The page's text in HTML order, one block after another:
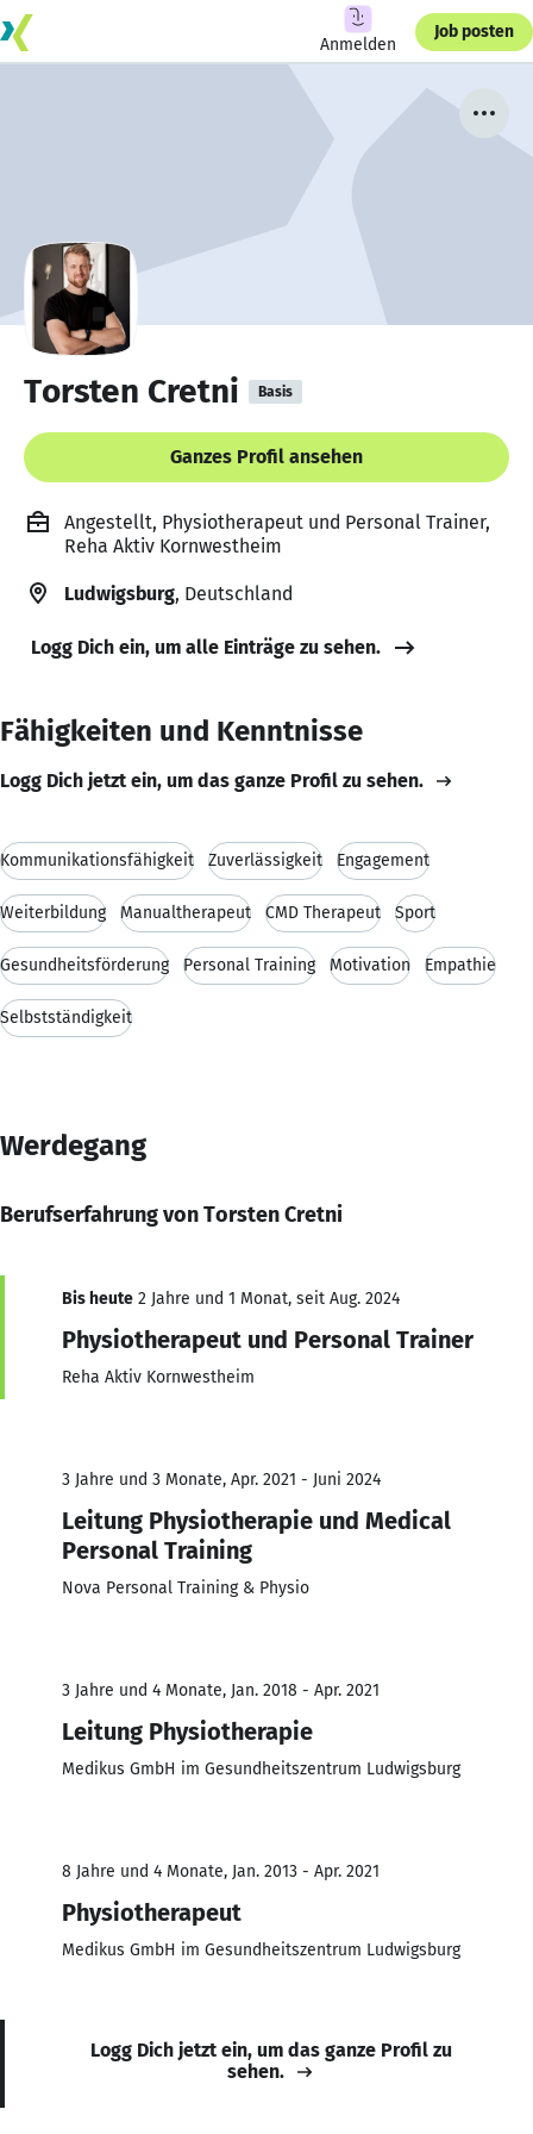
Anmelden
Job posten
Torsten Cretni Basis
Ganzes Profil ansehen
Angestellt, Physiotherapeut und Personal Trainer,
Reha Aktiv Kornwestheim
Ludwigsburg, Deutschland
Logg Dich ein, um alle Einträge zu sehen.
Fähigkeiten und Kenntnisse
Logg Dich jetzt ein, um das ganze Profil zu sehen.
Kommunikationsfähigkeit Zuverlässigkeit Engagement
Weiterbildung Manualtherapeut CMD Therapeut Sport
Gesundheitsförderung Personal Training Motivation Empathie
Selbstständigkeit
Werdegang
Berufserfahrung von Torsten Cretni
Bis heute 2 Jahre und 1 Monat, seit Aug. 2024
Physiotherapeut und Personal Trainer
Reha Aktiv Kornwestheim
3 Jahre und 3 Monate, Apr. 2021 - Juni 2024
Leitung Physiotherapie und Medical
Personal Training
Nova Personal Training & Physio
3 Jahre und 4 Monate, Jan. 2018 - Apr. 2021
Leitung Physiotherapie
Medikus GmbH im Gesundheitszentrum Ludwigsburg
8 Jahre und 4 Monate, Jan. 2013 - Apr. 2021
Physiotherapeut
Medikus GmbH im Gesundheitszentrum Ludwigsburg
Logg Dich jetzt ein, um das ganze Profil zu
sehen.